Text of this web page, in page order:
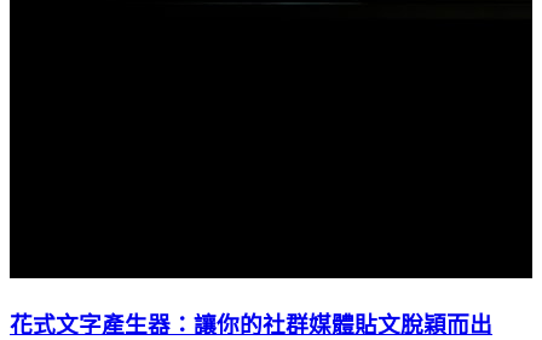
花式文字產生器：讓你的社群媒體貼文脫穎而出